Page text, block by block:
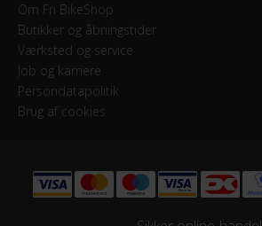
Om Fri BikeShop
Butikker og åbningstider
Værksted og service
Job og karriere
Persondatapolitik
Brug af cookies